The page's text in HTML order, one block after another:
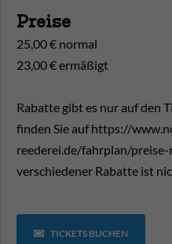
Preise
25,00 € normal
23,00 € ermäßigt
Rabatte gibt es nur auf den
finden Sie auf https://
reederei.de/fahrplan/
verschiedener Rabatte ist
TICKETS BUCHEN